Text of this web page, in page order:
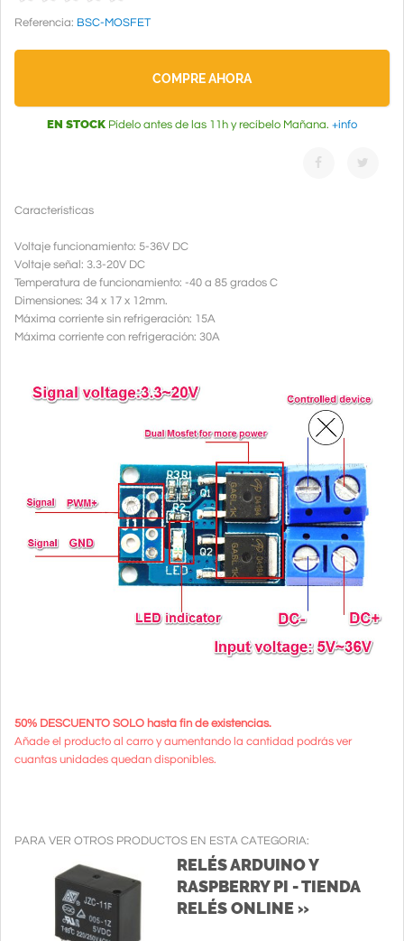
Referencia: BSC-MOSFET
COMPRE AHORA
EN STOCK Pídelo antes de las 11h y recíbelo Mañana. +info
Características
Voltaje funcionamiento: 5-36V DC
Voltaje señal: 3.3-20V DC
Temperatura de funcionamiento: -40 a 85 grados C
Dimensiones: 34 x 17 x 12mm.
Máxima corriente sin refrigeración: 15A
Máxima corriente con refrigeración: 30A
50% DESCUENTO SOLO hasta fin de existencias.
Añade el producto al carro y aumentando la cantidad podrás ver
cuantas unidades quedan disponibles.
PARA VER OTROS PRODUCTOS EN ESTA CATEGORIA:
RELÉS ARDUINO Y
RASPBERRY PI - TIENDA
RELÉS ONLINE »